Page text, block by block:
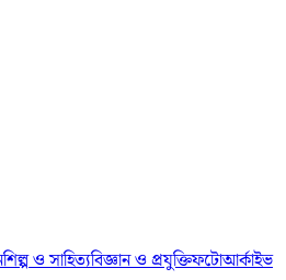
শিল্প ও সাহিত্যবিজ্ঞান ও প্রযুক্তিফটোআর্কাইভ